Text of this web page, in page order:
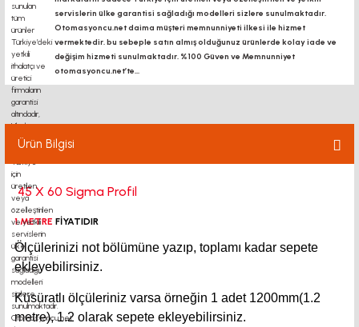
servislerin ülke garantisi sağladığı modelleri sizlere sunulmaktadır.
Otomasyoncu.net daima müşteri memnunniyeti ilkesi ile hizmet
vermektedir. bu sebeple satın almış olduğunuz ürünlerde kolay iade ve
değişim hizmeti sunulmaktadır. %100 Güven ve Memnunniyet
otomasyoncu.net’te...
Ürün Bilgisi
45 X 60 Sigma Profil
1 METRE FİYATIDIR
Ölçülerinizi not bölümüne yazıp, toplamı kadar sepete
ekleyebilirsiniz.
Küsüratlı ölçüleriniz varsa örneğin 1 adet 1200mm(1.2
metre),1.2 olarak sepete ekleyebilirsiniz.